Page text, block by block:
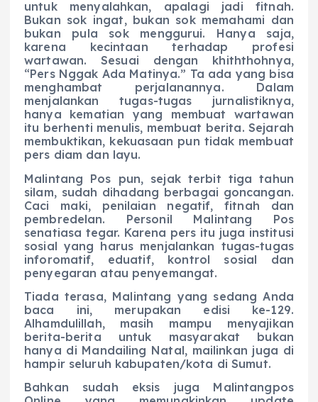
untuk menyalahkan, apalagi jadi fitnah.
Bukan sok ingat, bukan sok memahami dan
bukan pula sok menggurui. Hanya saja,
karena kecintaan terhadap profesi
wartawan. Sesuai dengan khiththohnya,
“Pers Nggak Ada Matinya.” Ta ada yang bisa
menghambat perjalanannya. Dalam
menjalankan tugas-tugas jurnalistiknya,
hanya kematian yang membuat wartawan
itu berhenti menulis, membuat berita. Sejarah
membuktikan, kekuasaan pun tidak membuat
pers diam dan layu.
Malintang Pos pun, sejak terbit tiga tahun
silam, sudah dihadang berbagai goncangan.
Caci maki, penilaian negatif, fitnah dan
pembredelan. Personil Malintang Pos
senatiasa tegar. Karena pers itu juga institusi
sosial yang harus menjalankan tugas-tugas
inforomatif, eduatif, kontrol sosial dan
penyegaran atau penyemangat.
Tiada terasa, Malintang yang sedang Anda
baca ini, merupakan edisi ke-129.
Alhamdulillah, masih mampu menyajikan
berita-berita untuk masyarakat bukan
hanya di Mandailing Natal, mailinkan juga di
hampir seluruh kabupaten/kota di Sumut.
Bahkan sudah eksis juga Malintangpos